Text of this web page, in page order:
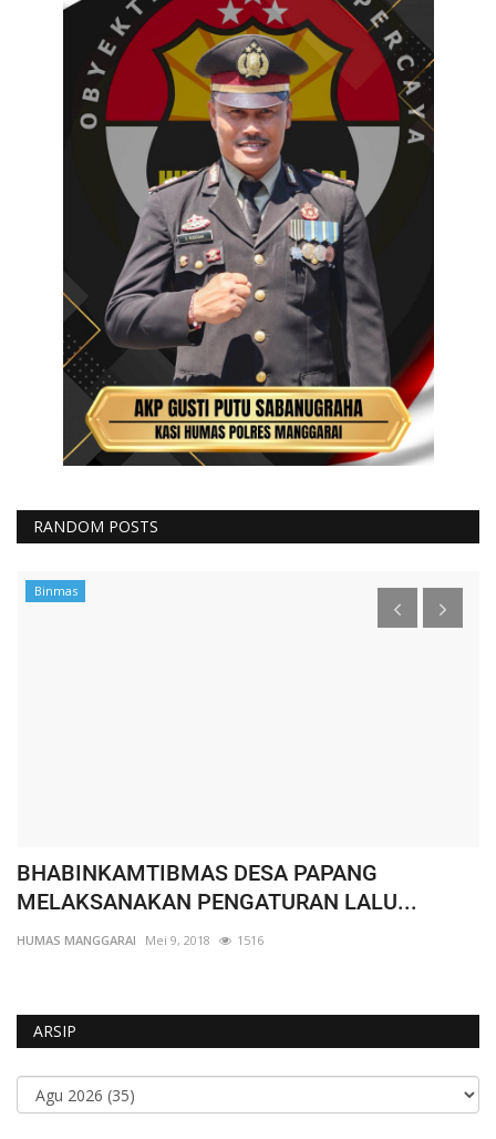
RANDOM POSTS
Binmas
BHABINKAMTIBMAS DESA PAPANG
MELAKSANAKAN PENGATURAN LALU...
HUMAS MANGGARAI Mei 9, 2018 1516
ARSIP